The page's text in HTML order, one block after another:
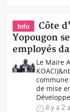
Info
Côte
Yopougon
employés
Le Maire
de mise
il y a 2